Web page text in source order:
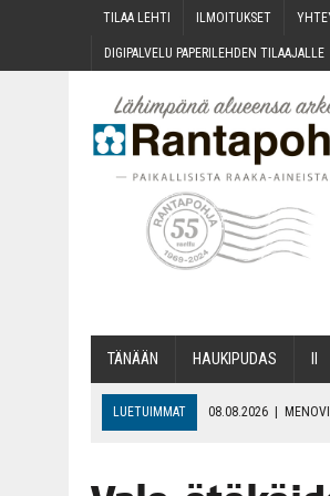
TILAA LEH­TI ILMOI­TUK­SET
DIGI­PAL­VE­LU PAPE­RI­LEH­DEN TILAAJALLE
TÄNÄÄN HAU­KI­PU­DAS
LUETUIMMAT 08.08.2026 |
06.08.2026 ONKS KAU­NOO NÄKYNY?